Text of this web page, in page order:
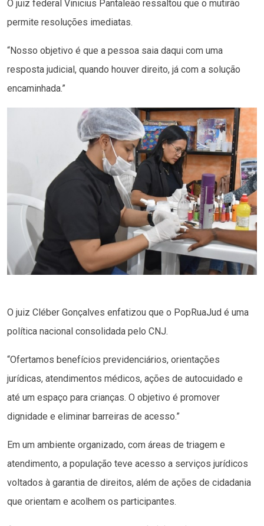
O juiz federal Vinicius Pantaleão ressaltou que o mutirão
permite resoluções imediatas.
“Nosso objetivo é que a pessoa saia daqui com uma
resposta judicial, quando houver direito, já com a solução
encaminhada.”
O juiz Cléber Gonçalves enfatizou que o PopRuaJud é uma
política nacional consolidada pelo CNJ.
“Ofertamos benefícios previdenciários, orientações
jurídicas, atendimentos médicos, ações de autocuidado e
até um espaço para crianças. O objetivo é promover
dignidade e eliminar barreiras de acesso.”
Em um ambiente organizado, com áreas de triagem e
atendimento, a população teve acesso a serviços jurídicos
voltados à garantia de direitos, além de ações de cidadania
que orientam e acolhem os participantes.